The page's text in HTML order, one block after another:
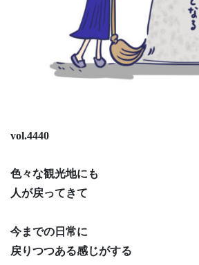
vol.4440
色々な観光地にも
人が戻ってきて
今までの日常に
戻りつつある感じがする